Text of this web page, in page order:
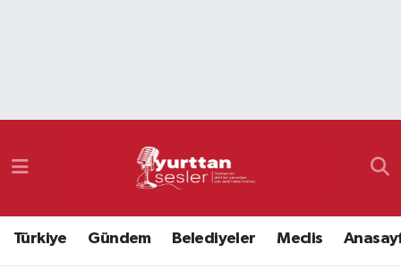
Türkiye Gündem Belediyeler Meclis
Namaz Vakitleri
Süper Lig Puan Durumu ve Fikstür